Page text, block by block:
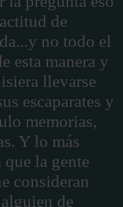
de
no todo el
esta manera y
llevarse
escaparates y
memorias,
Y lo más
la gente
consideran
de